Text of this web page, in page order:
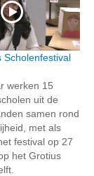
Scholenfestival
werken 15
uit de
samen rond
met als
festival op 27
het Grotius